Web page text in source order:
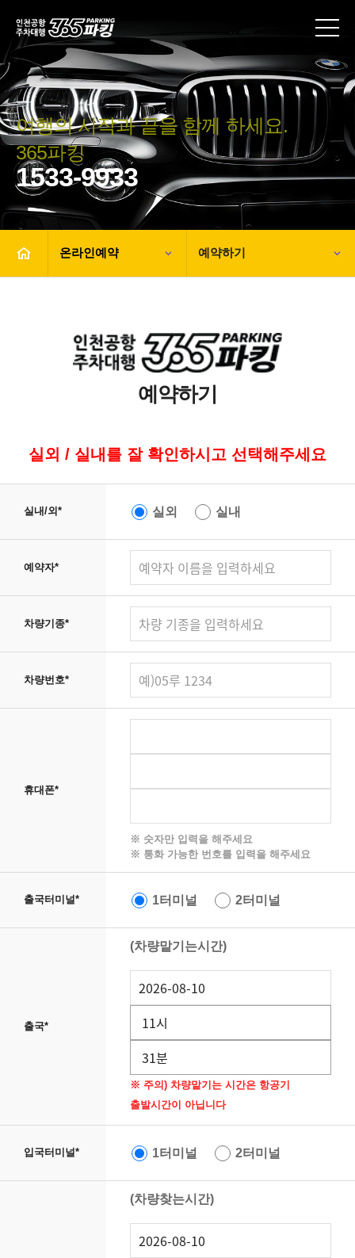
여행의 시작과 끝을 함께 하세요.
365파킹
1533-9933
온라인예약 예약하기
예약하기
실외 / 실내를 잘 확인하시고 선택해주세요
실내/외 * 실외 실내
예약자*
차량기종*
차량번호*
휴대폰*
※ 숫자만 입력을 해주세요
※ 통화 가능한 번호를 입력을 해주세요
출국터미널* 1터미널 2터미널
출국*
(차량맡기는시간)
※ 주의) 차량맡기는 시간은 항공기
출발시간이 아닙니다
입국터미널* 1터미널 2터미널
(차량찾는시간)